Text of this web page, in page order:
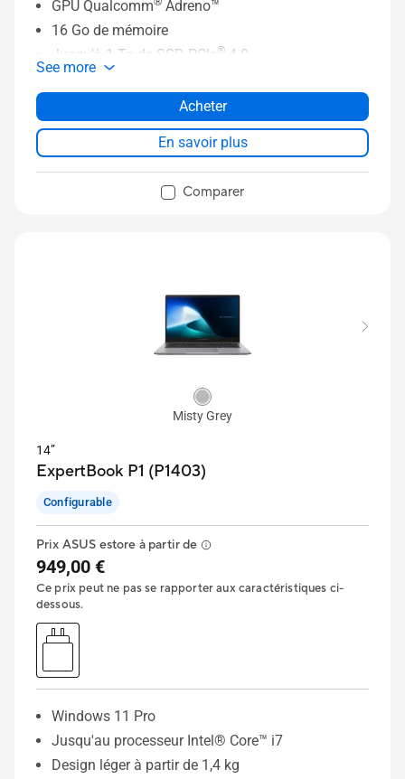
GPU Qualcomm
Adreno™
16 Go de mémoire
Jusqu'à 1 To de SSD PCIe
® 4.0
Pavé tactile élargi avec Gestes intelligents
Caméra IR FHD avec reconnaissance faciale
See more
Acheter
En savoir plus
Comparer
Misty Grey
14”
ExpertBook P1 (P1403)
Configurable
Prix ASUS estore à partir de
949,00 €
Ce prix peut ne pas se rapporter aux caractéristiques ci-
dessous.
Windows 11 Pro
Jusqu'au processeur Intel® Core™ i7
Design léger à partir de 1,4 kg